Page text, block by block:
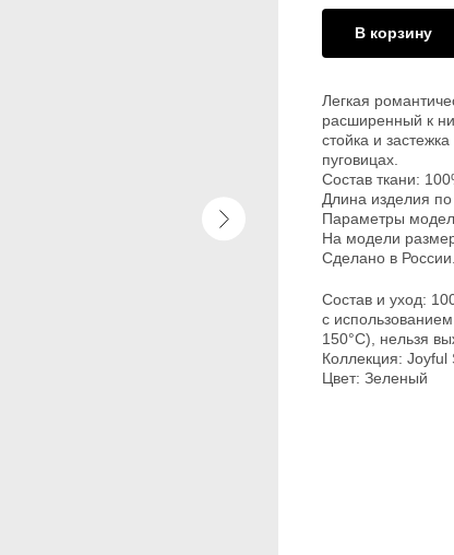
В корзину
Легкая
расширенный к
стойка и
пуговицах.
Состав ткани:
Длина изделия
Параметры
На модели
Сделано в России.
Состав и уход:
с
150°C), нельзя
Коллекция: Joyful
Цвет: Зеленый